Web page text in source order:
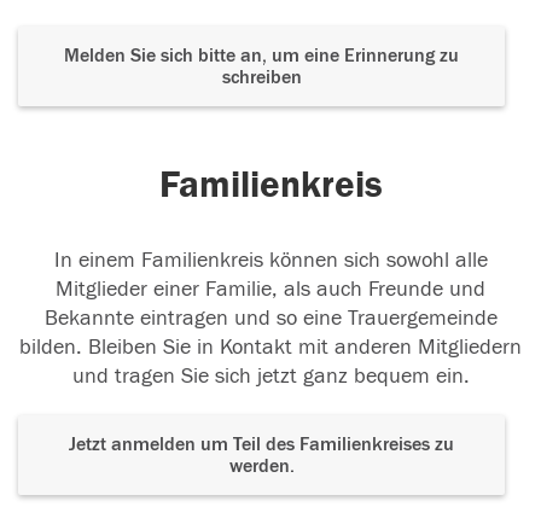
Melden Sie sich bitte an, um eine Erinnerung zu
schreiben
Familienkreis
In einem Familienkreis können sich sowohl alle
Mitglieder einer Familie, als auch Freunde und
Bekannte eintragen und so eine Trauergemeinde
bilden. Bleiben Sie in Kontakt mit anderen Mitgliedern
und tragen Sie sich jetzt ganz bequem ein.
Jetzt anmelden um Teil des Familienkreises zu
werden.